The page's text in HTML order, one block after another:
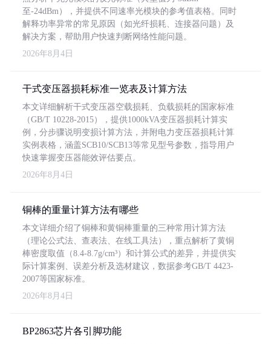
至-24dBm），并提供不同速率光模块的参考值表格。同时
解释功率异常的常见原因（如光纤损耗、连接器问题）及
解决方案，帮助用户快速判断网络性能问题。
2026年8月4日
干式变压器损耗标准一览表及计算方法
本文详细解析干式变压器空载损耗、负载损耗的国家标准
（GB/T 10228-2015），提供1000kVA变压器损耗计算实
例，分步骤说明变损计算方法，并附电力变压器损耗计算
实例表格，涵盖SCB10/SCB13等常见型号参数，指导用户
快速掌握变压器能效评估要点。
2026年8月4日
铜棒的重量计算方法有哪些
本文详细介绍了铜棒和黄铜棒重量的三种常用计算方法
（理论公式法、查表法、在线工具法），重点解析了黄铜
棒密度取值（8.4-8.7g/cm³）和计算公式的差异，并提供实
际计算案例、误差分析及选材建议，数据参考GB/T 4423-
2007等国家标准。
2026年8月4日
BP2863芯片各引脚功能